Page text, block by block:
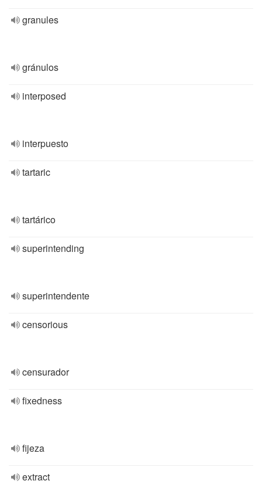
granules
gránulos
interposed
interpuesto
tartaric
tartárico
superintending
superintendente
censorious
censurador
fixedness
fijeza
extract